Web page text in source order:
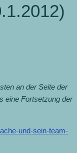
an der Seite der
eine Fortsetzung der
und-sein-team-